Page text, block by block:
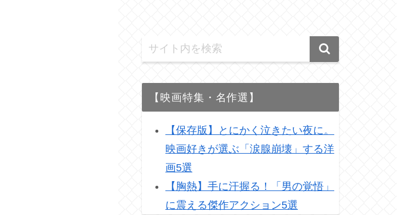
【映画特集・名作選】
【保存版】とにかく泣きたい夜に。
映画好きが選ぶ「涙腺崩壊」する洋
画5選
【胸熱】手に汗握る！「男の覚悟」
に震える傑作アクション5選